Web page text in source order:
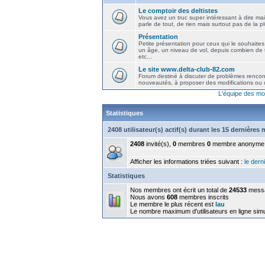
Le comptoir des deltistes
Vous avez un truc super intéressant à dire
parle de tout, de rien mais surtout pas de la
Présentation
Petite présentation pour ceux qui le
un âge, un niveau de vol, depuis combien de
etc...
Le site www.delta-club-82.com
Forum destiné à discuter de problèmes
nouveautés, à proposer des modifications ou
L'équipe des
Statistiques
2408 utilisateur(s) actif(s) durant les 15 dernières
2408 invité(s), 0 membres 0 membre anonyme
Afficher les informations triées suivant : le
Statistiques
Nos membres ont écrit un total de 24533
Nous avons 608 membres inscrits
Le membre le plus récent est lau
Le nombre maximum d'utilisateurs en ligne